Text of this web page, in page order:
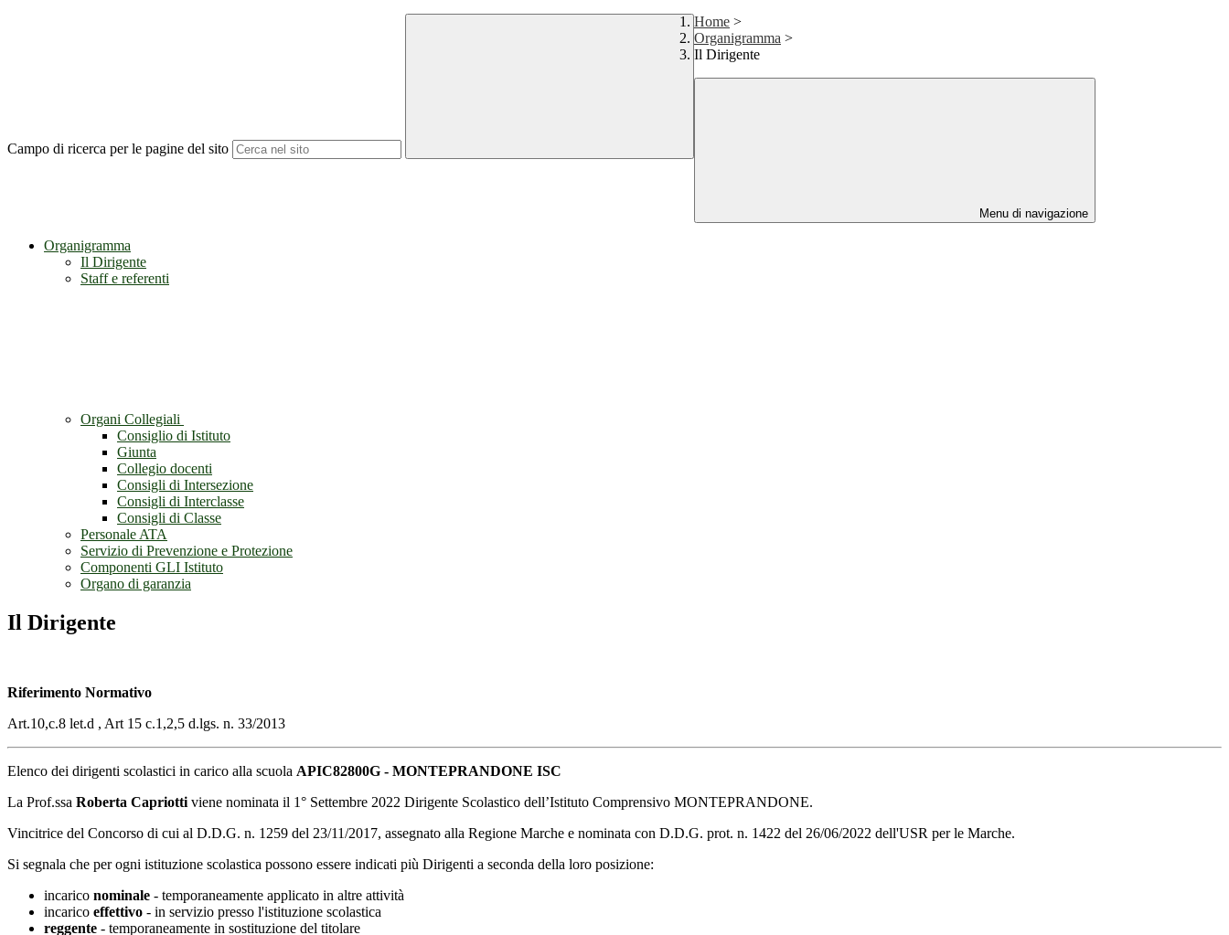
Campo di ricerca per le pagine del sito
Home >
Organigramma >
Il Dirigente
Menu di navigazione
Organigramma
Il Dirigente
Staff e referenti
Organi Collegiali
Consiglio di Istituto
Giunta
Collegio docenti
Consigli di Intersezione
Consigli di Interclasse
Consigli di Classe
Personale ATA
Servizio di Prevenzione e Protezione
Componenti GLI Istituto
Organo di garanzia
Il Dirigente
Riferimento Normativo
Art.10,c.8 let.d , Art 15 c.1,2,5 d.lgs. n. 33/2013
Elenco dei dirigenti scolastici in carico alla scuola APIC82800G - MONTEPRANDONE ISC
La Prof.ssa Roberta Capriotti viene nominata il 1° Settembre 2022 Dirigente Scolastico dell’Istituto Comprensivo MONTEPRANDONE.
Vincitrice del Concorso di cui al D.D.G. n. 1259 del 23/11/2017, assegnato alla Regione Marche e nominata con D.D.G. prot. n. 1422 del 26/06/2022 dell'USR per le Marche.
Si segnala che per ogni istituzione scolastica possono essere indicati più Dirigenti a seconda della loro posizione:
incarico nominale - temporaneamente applicato in altre attività
incarico effettivo - in servizio presso l'istituzione scolastica
reggente - temporaneamente in sostituzione del titolare